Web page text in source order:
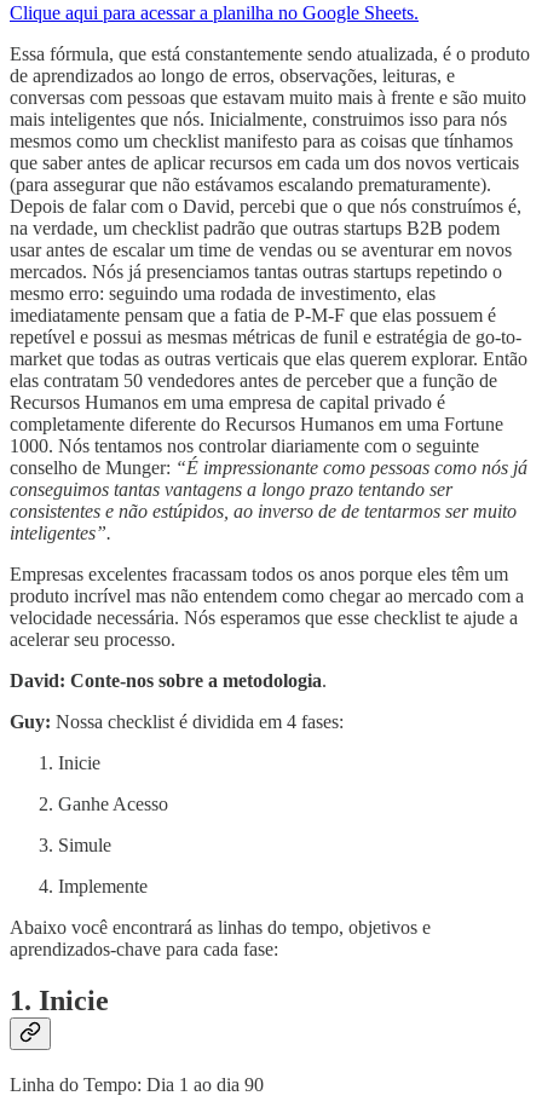
Clique aqui para acessar a planilha no Google Sheets.
Essa fórmula, que está constantemente sendo atualizada, é o produto
de aprendizados ao longo de erros, observações, leituras, e
conversas com pessoas que estavam muito mais à frente e são muito
mais inteligentes que nós. Inicialmente, construimos isso para nós
mesmos como um checklist manifesto para as coisas que tínhamos
que saber antes de aplicar recursos em cada um dos novos verticais
(para assegurar que não estávamos escalando prematuramente).
Depois de falar com o David, percebi que o que nós construímos é,
na verdade, um checklist padrão que outras startups B2B podem
usar antes de escalar um time de vendas ou se aventurar em novos
mercados. Nós já presenciamos tantas outras startups repetindo o
mesmo erro: seguindo uma rodada de investimento, elas
imediatamente pensam que a fatia de P-M-F que elas possuem é
repetível e possui as mesmas métricas de funil e estratégia de go-to-
market que todas as outras verticais que elas querem explorar. Então
elas contratam 50 vendedores antes de perceber que a função de
Recursos Humanos em uma empresa de capital privado é
completamente diferente do Recursos Humanos em uma Fortune
1000. Nós tentamos nos controlar diariamente com o seguinte
conselho de Munger: “É impressionante como pessoas como nós já
conseguimos tantas vantagens a longo prazo tentando ser
consistentes e não estúpidos, ao inverso de de tentarmos ser muito
inteligentes”.
Empresas excelentes fracassam todos os anos porque eles têm um
produto incrível mas não entendem como chegar ao mercado com a
velocidade necessária. Nós esperamos que esse checklist te ajude a
acelerar seu processo.
David: Conte-nos sobre a metodologia.
Guy: Nossa checklist é dividida em 4 fases:
Inicie
Ganhe Acesso
Simule
Implemente
Abaixo você encontrará as linhas do tempo, objetivos e
aprendizados-chave para cada fase:
1. Inicie
Linha do Tempo: Dia 1 ao dia 90